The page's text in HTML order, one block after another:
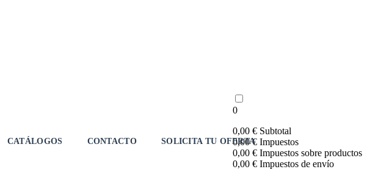
CATÁLOGOS CONTACTO SOLICITA TU OFERTA
0
0,00 € Subtotal
0,00 € Impuestos
0,00 € Impuestos sobre productos
0,00 € Impuestos de envío